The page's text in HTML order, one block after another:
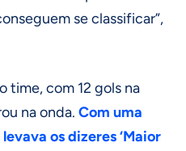
se classificar”,
time, com 12 gols na
na onda. Com uma
os dizeres ‘Maior